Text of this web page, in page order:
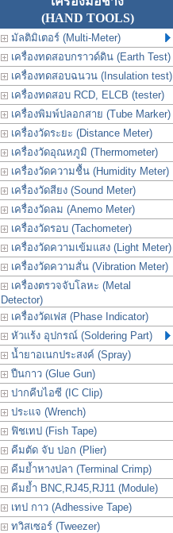
(HAND TOOLS)
มัลติมิเตอร์ (Multi-Meter)
เครื่องทดสอบกราวด์ดิน (Earth Test)
เครื่องทดสอบฉนวน (Insulation test)
เครื่องทดสอบ RCD, ELCB (tester)
เครื่องพิมพ์ปลอกสาย (Tube Marker)
เครื่องวัดระยะ (Distance Meter)
เครื่องวัดอุณหภูมิ (Thermometer)
เครื่องวัดความชื้น (Humidity Meter)
เครื่องวัดสียง (Sound Meter)
เครื่องวัดลม (Anemo Meter)
เครื่องวัดรอบ (Tachometer)
เครื่องวัดความเข้มแสง (Light Meter)
เครื่องวัดความสั่น (Vibration Meter)
เครื่องตรวจจับโลหะ (Metal
Detector)
เครื่องวัดเฟส (Phase Indicator)
หัวแร้ง อุปกรณ์ (Soldering Part)
น้ำยาอเนกประสงค์ (Spray)
ปืนกาว (Glue Gun)
ปากคีบไอซี (IC Clip)
ประเเจ (Wrench)
ฟิชเทป (Fish Tape)
คีมตัด จับ ปอก (Plier)
คีมย้ำหางปลา (Terminal Crimp)
คีมย้ำ BNC,RJ45,RJ11 (Module)
เทป กาว (Adhessive Tape)
ทวิสเซอร์ (Tweezer)